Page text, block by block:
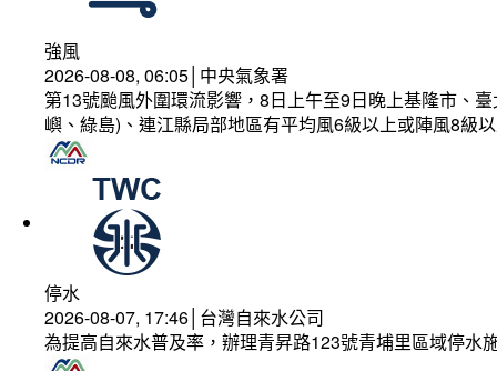
強風
2026-08-08, 06:05│中央氣象署
第13號颱風外圍環流影響，8日上午至9日晚上基隆市、
嶼、綠島)、連江縣局部地區有平均風6級以上或陣風8級
停水
2026-08-07, 17:46│台灣自來水公司
為提高自來水普及率，辦理青昇路123號青埔里區域停水